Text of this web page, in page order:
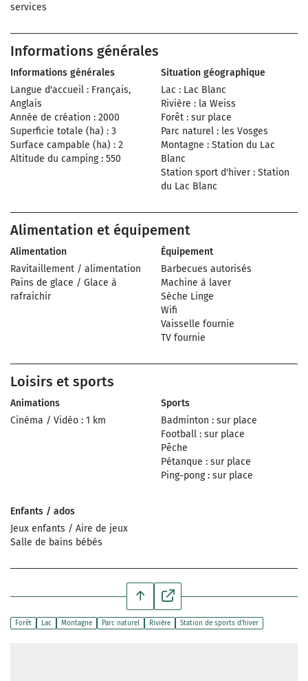
services
Informations générales
Informations générales
Langue d'accueil : Français,
Anglais
Année de création : 2000
Superficie totale (ha) : 3
Surface campable (ha) : 2
Altitude du camping : 550
Situation géographique
Lac : Lac Blanc
Rivière : la Weiss
Forêt : sur place
Parc naturel : les Vosges
Montagne : Station du Lac
Blanc
Station sport d'hiver : Station
du Lac Blanc
Alimentation et équipement
Alimentation
Ravitaillement / alimentation
Pains de glace / Glace à
rafraichir
Équipement
Barbecues autorisés
Machine à laver
Sèche Linge
Wifi
Vaisselle fournie
TV fournie
Loisirs et sports
Animations
Cinéma / Vidéo : 1 km
Sports
Badminton : sur place
Football : sur place
Pêche
Pétanque : sur place
Ping-pong : sur place
Enfants / ados
Jeux enfants / Aire de jeux
Salle de bains bébés
Forêt Lac Montagne Parc naturel Rivière Station de sports d’hiver